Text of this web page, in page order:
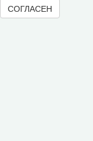
СОГЛАСЕН